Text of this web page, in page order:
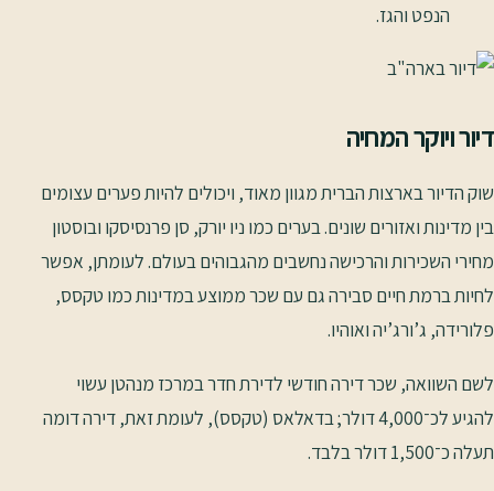
הנפט והגז.
דיור ויוקר המחיה
שוק הדיור בארצות הברית מגוון מאוד, ויכולים להיות פערים עצומים
בין מדינות ואזורים שונים. בערים כמו ניו יורק, סן פרנסיסקו ובוסטון
מחירי השכירות והרכישה נחשבים מהגבוהים בעולם. לעומתן, אפשר
לחיות ברמת חיים סבירה גם עם שכר ממוצע במדינות כמו טקסס,
פלורידה, ג’ורג’יה ואוהיו.
לשם השוואה, שכר דירה חודשי לדירת חדר במרכז מנהטן עשוי
להגיע לכ־4,000 דולר; בדאלאס (טקסס), לעומת זאת, דירה דומה
תעלה כ־1,500 דולר בלבד.